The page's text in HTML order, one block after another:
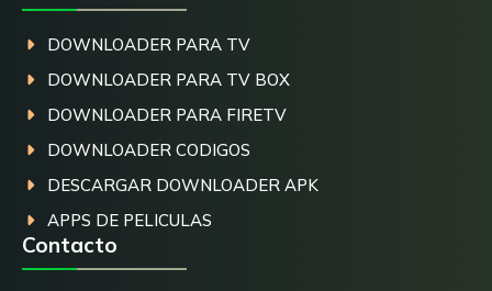
DOWNLOADER PARA TV
DOWNLOADER PARA TV BOX
DOWNLOADER PARA FIRETV
DOWNLOADER CODIGOS
DESCARGAR DOWNLOADER APK
APPS DE PELICULAS
Contacto